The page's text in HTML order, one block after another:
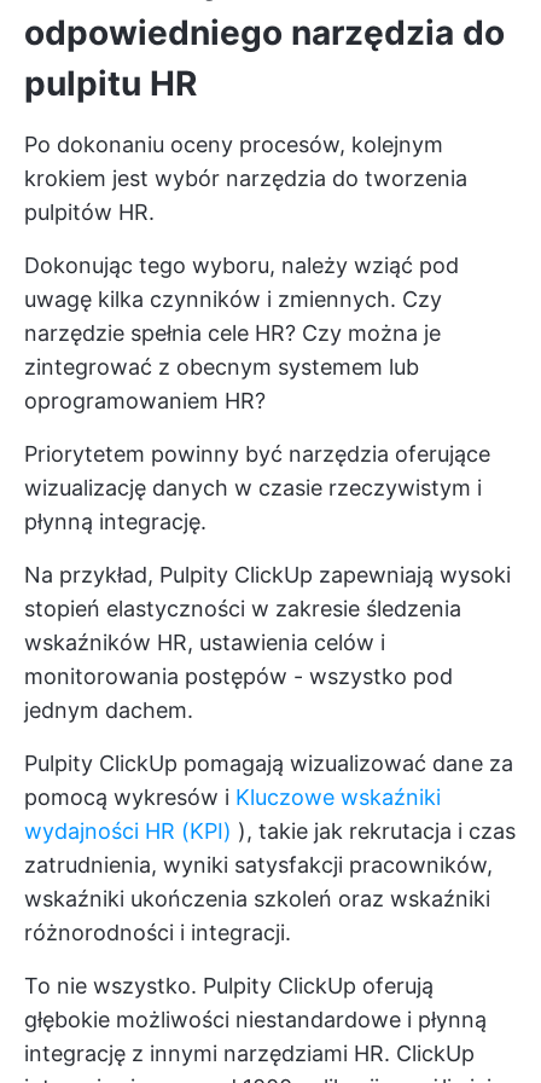
odpowiedniego narzędzia do
pulpitu HR
Po dokonaniu oceny procesów, kolejnym
krokiem jest wybór narzędzia do tworzenia
pulpitów HR.
Dokonując tego wyboru, należy wziąć pod
uwagę kilka czynników i zmiennych. Czy
narzędzie spełnia cele HR? Czy można je
zintegrować z obecnym systemem lub
oprogramowaniem HR?
Priorytetem powinny być narzędzia oferujące
wizualizację danych w czasie rzeczywistym i
płynną integrację.
Na przykład, Pulpity ClickUp zapewniają wysoki
stopień elastyczności w zakresie śledzenia
wskaźników HR, ustawienia celów i
monitorowania postępów - wszystko pod
jednym dachem.
Pulpity ClickUp pomagają wizualizować dane za
pomocą wykresów i Kluczowe wskaźniki
wydajności HR (KPI) ), takie jak rekrutacja i czas
zatrudnienia, wyniki satysfakcji pracowników,
wskaźniki ukończenia szkoleń oraz wskaźniki
różnorodności i integracji.
To nie wszystko. Pulpity ClickUp oferują
głębokie możliwości niestandardowe i płynną
integrację z innymi narzędziami HR. ClickUp